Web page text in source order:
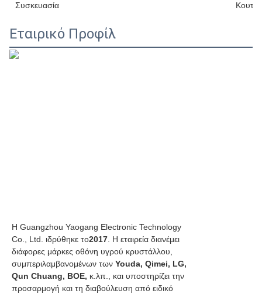
Συσκευασία Κουτί
Εταιρικό Προφίλ
Η Guangzhou Yaogang Electronic Technology
Co., Ltd. ιδρύθηκε το2017. Η εταιρεία διανέμει
διάφορες μάρκες οθόνη υγρού κρυστάλλου,
συμπεριλαμβανομένων των Youda, Qimei, LG,
Qun Chuang, BOE, κ.λπ., και υποστηρίζει την
προσαρμογή και τη διαβούλευση από ειδικό